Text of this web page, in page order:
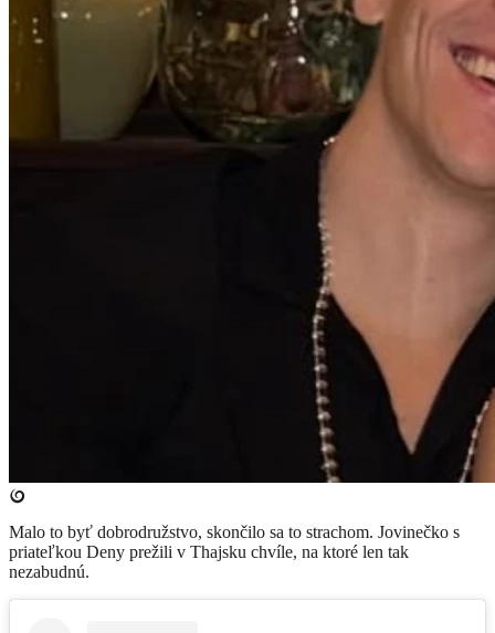
Malo to byť dobrodružstvo, skončilo sa to strachom. Jovinečko s
priateľkou Deny prežili v Thajsku chvíle, na ktoré len tak
nezabudnú.